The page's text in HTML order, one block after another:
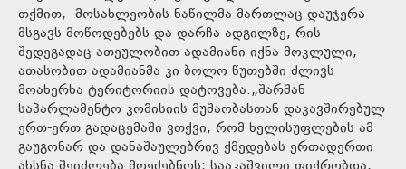
თქმით, მოსახლეობის ნაწილმა მართლაც დაუჯერა
მსგავს მოწოდებებს და დარჩა ადგილზე, რის
შედეგადაც ათეულობით ადამიანი იქნა მოკლული,
ათასობით ადამიანმა კი ბოლო წუთებში ძლივს
მოახერხა ტერიტორიის დატოვება.„შარშან
საპარლამენტო კომისიის მუშაობასთან დაკავშირებულ
ერთ-ერთ გადაცემაში ვთქვი, რომ ხელისუფლების ამ
გაუგონარ და დანაშაულებრივ ქმედებას ერთადერთი